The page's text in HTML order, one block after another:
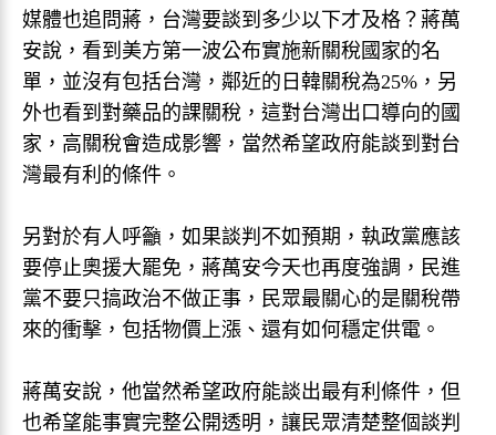
媒體也追問蔣，台灣要談到多少以下才及格？蔣萬
安說，看到美方第一波公布實施新關稅國家的名
單，並沒有包括台灣，鄰近的日韓關稅為25%，另
外也看到對藥品的課關稅，這對台灣出口導向的國
家，高關稅會造成影響，當然希望政府能談到對台
灣最有利的條件。
另對於有人呼籲，如果談判不如預期，執政黨應該
要停止奧援大罷免，蔣萬安今天也再度強調，民進
黨不要只搞政治不做正事，民眾最關心的是關稅帶
來的衝擊，包括物價上漲、還有如何穩定供電。
蔣萬安說，他當然希望政府能談出最有利條件，但
也希望能事實完整公開透明，讓民眾清楚整個談判